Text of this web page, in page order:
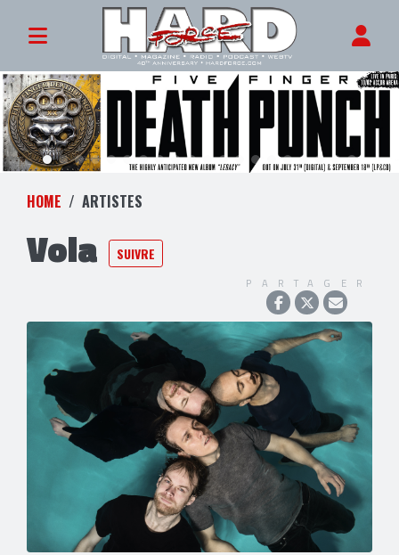
HOME ARTISTES
Vola SUIVRE
PARTAGER